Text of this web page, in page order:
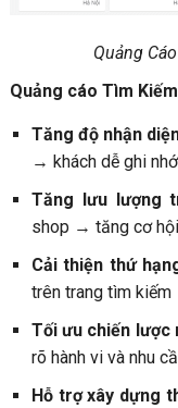
Quảng
Quảng cáo Tìm
Tăng độ nhận
→ khách dễ ghi nhớ
Tăng lưu lượng
shop → tăng cơ
Cải thiện thứ
trên trang tìm kiếm
Tối ưu chiến lược
rõ hành vi và nhu
Hỗ trợ xây dựng